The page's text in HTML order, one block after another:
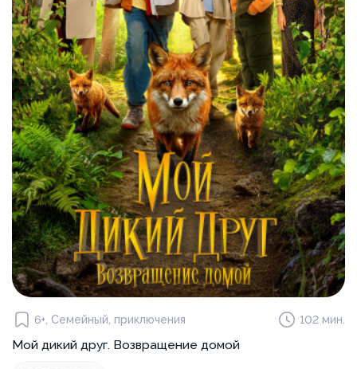
6+, Семейный, приключения 102 мин.
Мой дикий друг. Возвращение домой